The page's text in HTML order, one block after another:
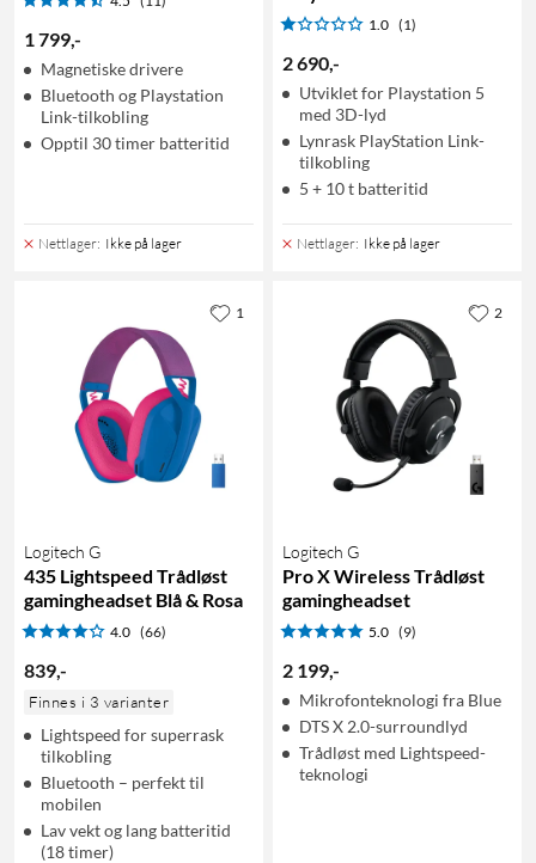
1 799,-
Magnetiske drivere
Bluetooth og Playstation
Link-tilkobling
Opptil 30 timer batteritid
Nettlager: Ikke på lager
1.0 (1)
2 690,-
Utviklet for Playstation 5
med 3D-lyd
Lynrask PlayStation Link-
tilkobling
5 + 10 t batteritid
Nettlager: Ikke på lager
Logitech G
435 Lightspeed Trådløst
gamingheadset Blå & Rosa
4.0 (66)
839,-
Finnes i 3 varianter
Lightspeed for superrask
tilkobling
Bluetooth – perfekt til
mobilen
Lav vekt og lang batteritid
(18 timer)
1
Logitech G
Pro X Wireless Trådløst
gamingheadset
5.0 (9)
2 199,-
Mikrofonteknologi fra Blue
DTS X 2.0-surroundlyd
Trådløst med Lightspeed-
teknologi
2